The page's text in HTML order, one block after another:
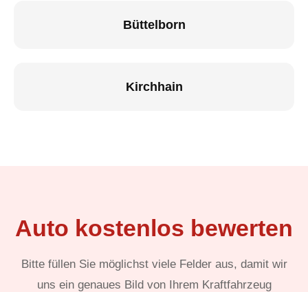
Büttelborn
Kirchhain
Auto kostenlos bewerten
Bitte füllen Sie möglichst viele Felder aus, damit wir
uns ein genaues Bild von Ihrem Kraftfahrzeug